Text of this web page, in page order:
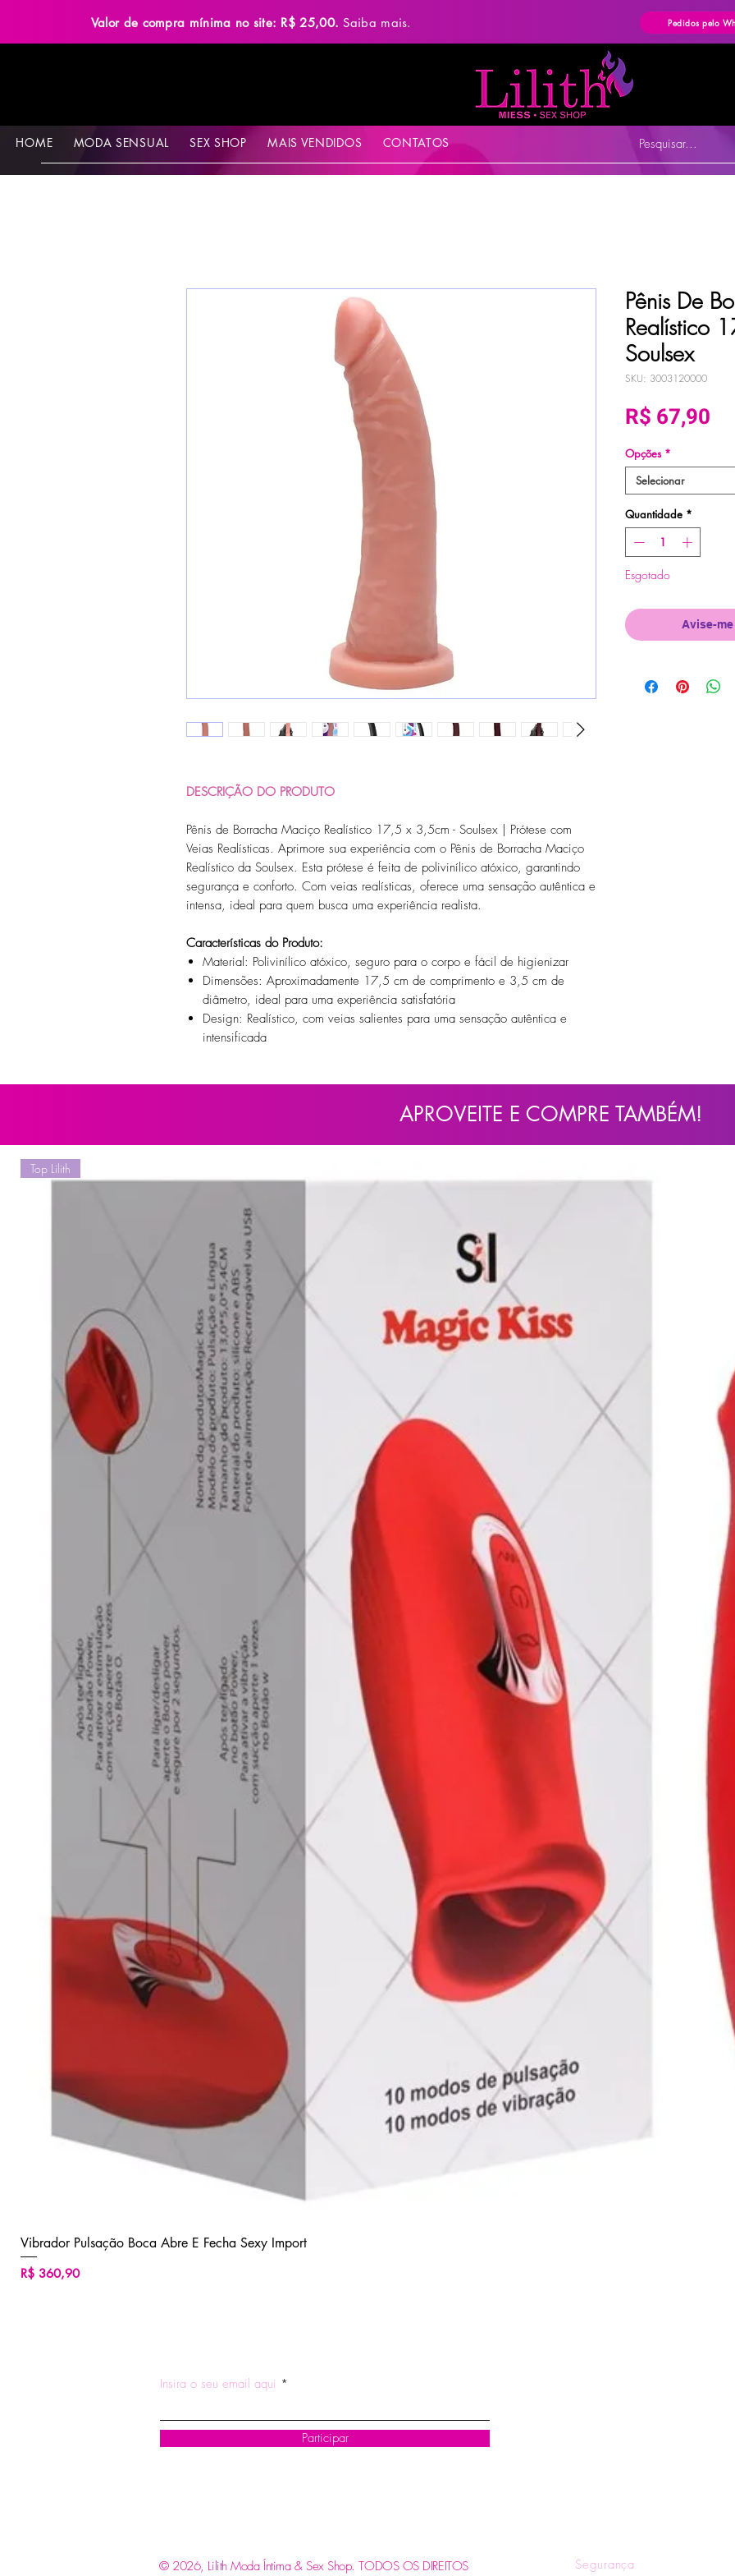
Valor de compra mínima no site: R$ 25,00.Saiba mais. Pedidos pelo
HOME MODA SENSUAL SEX SHOP MAIS VENDIDOS CONTATOS Pesquisar...
DESCRIÇÃO DO PRODUTO
Pênis de Borracha Maciço Realístico 17,5 x 3,5cm - Soulsex | Prótese com
Veias Realísticas. Aprimore sua experiência com o Pênis de Borracha Maciço
Realístico da Soulsex. Esta prótese é feita de polivinílico atóxico, garantindo
segurança e conforto. Com veias realísticas, oferece uma sensação autêntica e
intensa, ideal para quem busca uma experiência realista.
Características do Produto:
Material: Polivinílico atóxico, seguro para o corpo e fácil de higienizar
Dimensões: Aproximadamente 17,5 cm de comprimento e 3,5 cm de
diâmetro, ideal para uma experiência satisfatória
Design: Realístico, com veias salientes para uma sensação autêntica e
intensificada
Antes de utilizar, aplique uma quantidade generosa de lubrificante à base de
manter a higiene e a integridade do material.
Evite o uso de lubrificantes à base de silicone, pois podem danificar o
produto.
Armazene em um local seco e arejado, longe da luz solar direta, para
preservar a qualidade e a durabilidade do produto.
Observação Importante:
As embalagens podem sofrer alterações pelo fornecedor sem aviso prévio. No
entanto, garantimos que as características essenciais do produto (quantidade,
peso, matéria-prima e funções) permanecerão inalteradas.
Explore a linha completa de produtos Soulsex e descubra novas formas de
prazer com segurança e conforto garantidos.
Pênis De
Realístico
Soulsex
SKU: 3003120000
R$ 67,90
Opções *
Selecionar
Quantidade *
Esgotado
Avise-
APROVEITE E COMPRE TAMBÉM!
Top Lilith
Vibrador Pulsação Boca Abre E Fecha Sexy Import
Preço
R$ 360,90
Insira o seu email aqui
Participar
© 2026, Lilith Moda Íntima & Sex Shop. TODOS OS DIREITOS Segurança